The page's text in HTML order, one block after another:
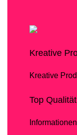
Kreative
Kreative
Top Qualität